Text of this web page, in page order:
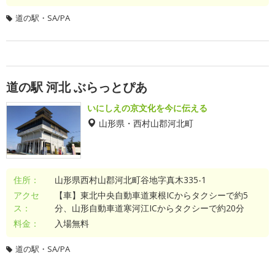
道の駅・SA/PA
道の駅 河北 ぶらっとぴあ
いにしえの京文化を今に伝える
山形県・西村山郡河北町
住所：
山形県西村山郡河北町谷地字真木335-1
アクセ
ス：
【車】東北中央自動車道東根ICからタクシーで約5
分、山形自動車道寒河江ICからタクシーで約20分
料金：
入場無料
道の駅・SA/PA